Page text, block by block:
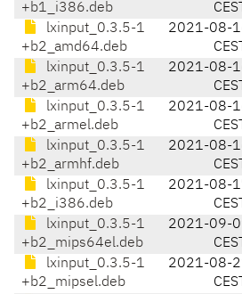
+b1_i386.deb
CEST
lxinput_0.3.5-1
+b2_amd64.deb
2021-08-
CEST
lxinput_0.3.5-1
+b2_arm64.deb
2021-08-
CEST
lxinput_0.3.5-1
+b2_armel.deb
2021-08-
CEST
lxinput_0.3.5-1
+b2_armhf.deb
2021-08-
CEST
lxinput_0.3.5-1
+b2_i386.deb
2021-08-
CEST
lxinput_0.3.5-1
+b2_mips64el.deb
2021-09-
CEST
lxinput_0.3.5-1
+b2_mipsel.deb
2021-08-
CEST